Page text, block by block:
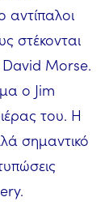
αντίπαλοι
στέκονται
David Morse.
ο Jim
του. Η
σημαντικό